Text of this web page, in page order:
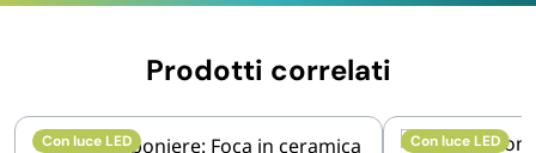
Prodotti correlati
Con luce LED Con luce LED